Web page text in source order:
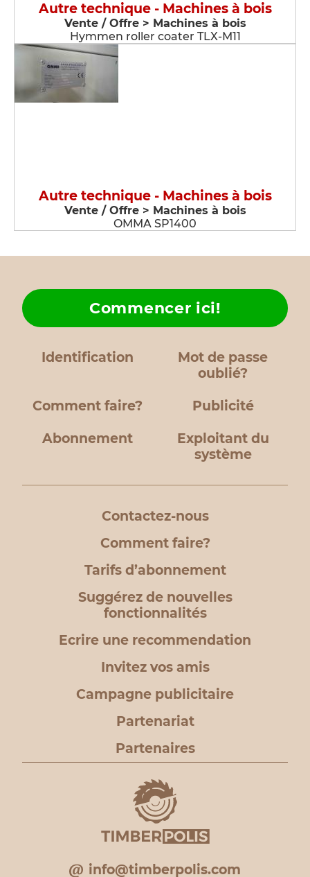
Autre technique - Machines à bois
Vente / Offre > Machines à bois
Hymmen roller coater TLX-M11
Autre technique - Machines à bois
Vente / Offre > Machines à bois
OMMA SP1400
Identification
Mot de passe
oublié?
Comment faire?
Commencer ici!
Publicité
Abonnement
Exploitant du
système
Contactez-nous
Comment faire?
Tarifs d’abonnement
Suggérez de nouvelles
fonctionnalités
Ecrire une recommendation
Invitez vos amis
Campagne publicitaire
Partenariat
Partenaires
info@timberpolis.com